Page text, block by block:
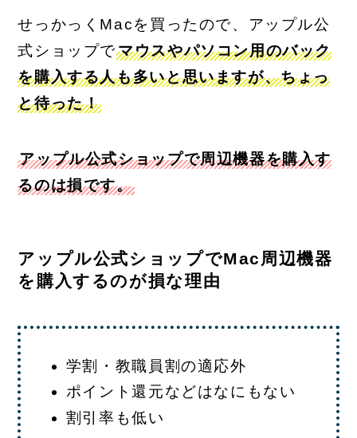
せっかっくMacを買ったので、アップル公
式ショップでマウスやパソコン用のバック
を購入する人も多いと思いますが、ちょっ
と待った！
アップル公式ショップで周辺機器を購入す
るのは損です。
アップル公式ショップでMac周辺機器
を購入するのが損な理由
学割・教職員割の適応外
ポイント還元などはなにもない
割引率も低い